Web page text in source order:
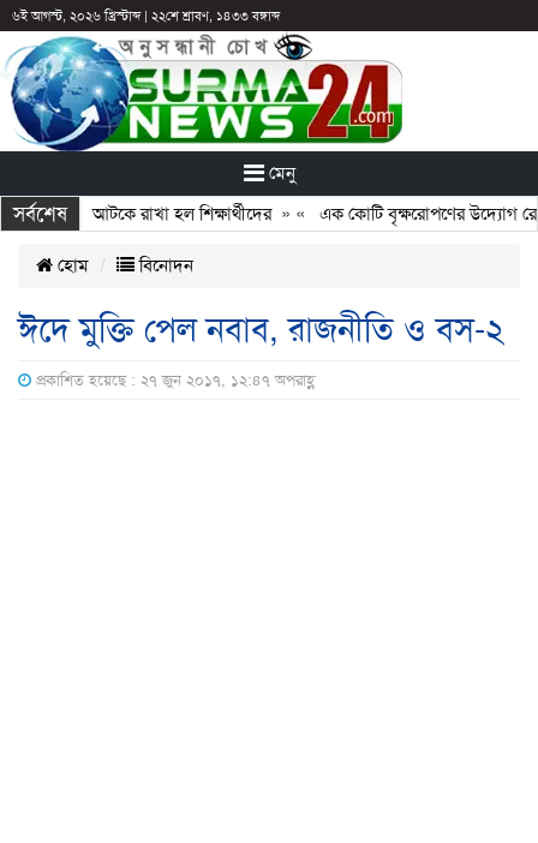
৬ই আগস্ট, ২০২৬ খ্রিস্টাব্দ| ২২শে শ্রাবণ, ১৪৩৩ বঙ্গাব্দ
মেনু
সর্বশেষ
ছুটির পরও আটকে রাখা হল শিক্ষার্থীদের» «এক কোটি বৃক্ষরোপণের উদ্যোগ
হোম বিনোদন
ঈদে মুক্তি পেল নবাব, রাজনীতি ও বস-২
প্রকাশিত হয়েছে : ২৭ জুন ২০১৭, ১২:৪৭ অপরাহ্ণ